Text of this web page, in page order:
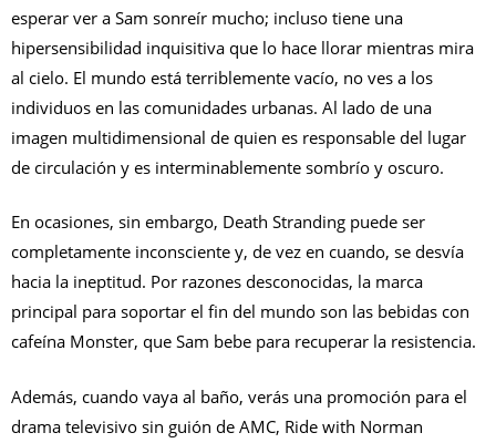
esperar ver a Sam sonreír mucho; incluso tiene una
hipersensibilidad inquisitiva que lo hace llorar mientras mira
al cielo. El mundo está terriblemente vacío, no ves a los
individuos en las comunidades urbanas. Al lado de una
imagen multidimensional de quien es responsable del lugar
de circulación y es interminablemente sombrío y oscuro.
En ocasiones, sin embargo, Death Stranding puede ser
completamente inconsciente y, de vez en cuando, se desvía
hacia la ineptitud. Por razones desconocidas, la marca
principal para soportar el fin del mundo son las bebidas con
cafeína Monster, que Sam bebe para recuperar la resistencia.
Además, cuando vaya al baño, verás una promoción para el
drama televisivo sin guión de AMC, Ride with Norman